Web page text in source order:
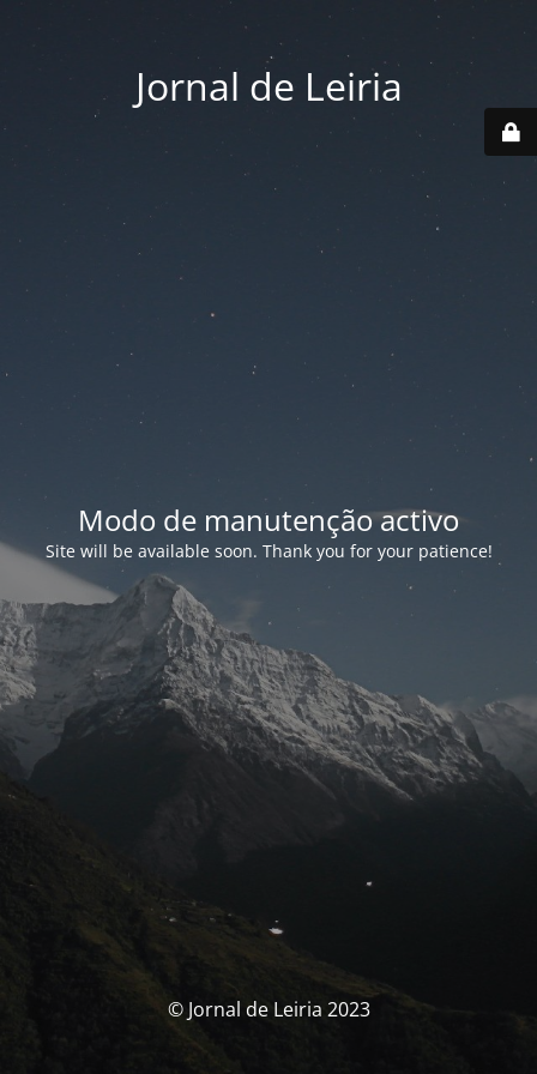
Jornal de Leiria
Modo de manutenção activo
Site will be available soon. Thank you for your patience!
© Jornal de Leiria 2023